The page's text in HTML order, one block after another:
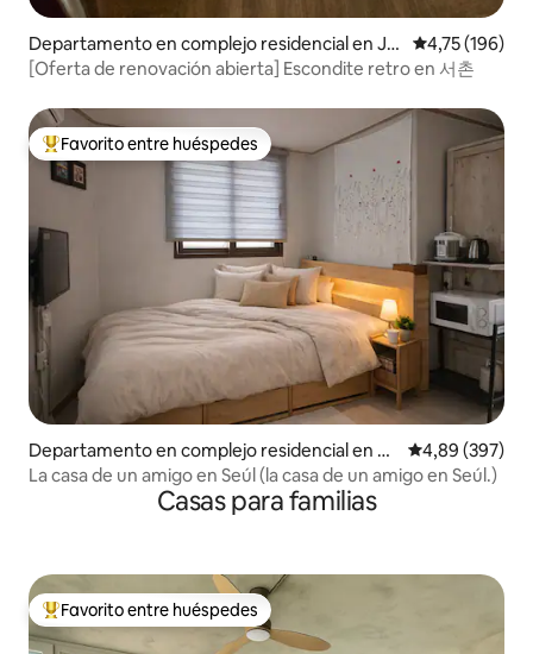
Departamento en complejo residencial en Jo
ngno-gu
Calificación
4,75 (196)
[Oferta de renovación abierta] Escondite retro en 서촌
Favorito entre los huéspedes más destacados
Favorito entre huéspedes
Departamento en complejo residencial en G
angseo-gu
Calificación
4,89 (397)
La casa de un amigo en Seúl (la casa de un amigo en Seúl.)
Casas para familias
Favorito entre los huéspedes más destacados
Favorito entre huéspedes